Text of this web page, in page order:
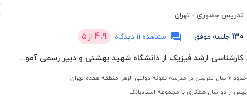
تدریس حضوری - تهران
130 جلسه موفق مشاهده 11 دیدگاه 4.9 از 5
کارشناسی ارشد فیزیک از دانشگاه شهید بهشتی و دبیر رسمی آموزش و پرورش با 27 سال سابقه
حدود 6 سال تدریس در مدرسه نمونه دولتی الزهرا منطقه هفده تهران
بیش از دو سال همکاری با مجموعه استادبانک